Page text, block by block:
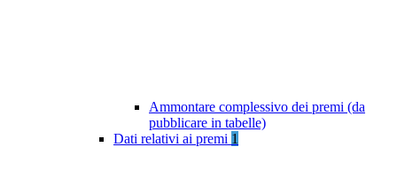
Ammontare complessivo dei premi (da
pubblicare in tabelle)
Dati relativi ai premi 1